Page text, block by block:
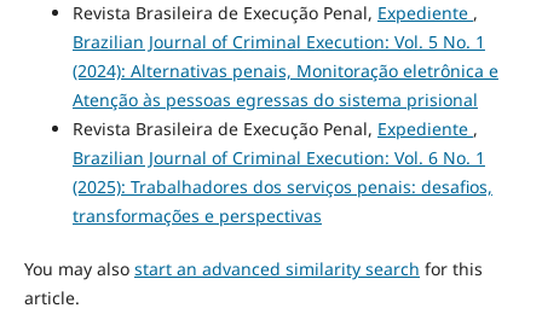
Revista Brasileira de Execução Penal, Expediente ,
Brazilian Journal of Criminal Execution: Vol. 5 No. 1
(2024): Alternativas penais, Monitoração eletrônica e
Atenção às pessoas egressas do sistema prisional
Revista Brasileira de Execução Penal, Expediente ,
Brazilian Journal of Criminal Execution: Vol. 6 No. 1
(2025): Trabalhadores dos serviços penais: desafios,
transformações e perspectivas
You may also start an advanced similarity search for this
article.